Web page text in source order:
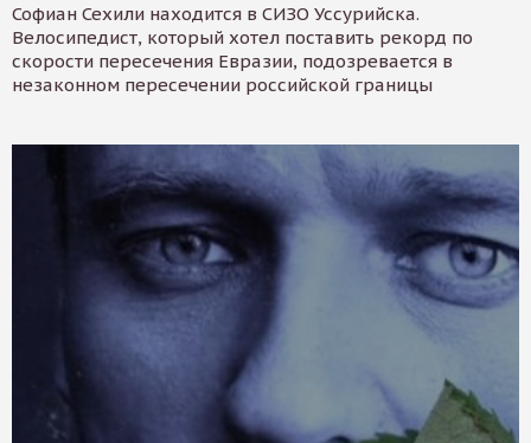
Софиан Сехили находится в СИЗО Уссурийска.
Велосипедист, который хотел поставить рекорд по
скорости пересечения Евразии, подозревается в
незаконном пересечении российской границы